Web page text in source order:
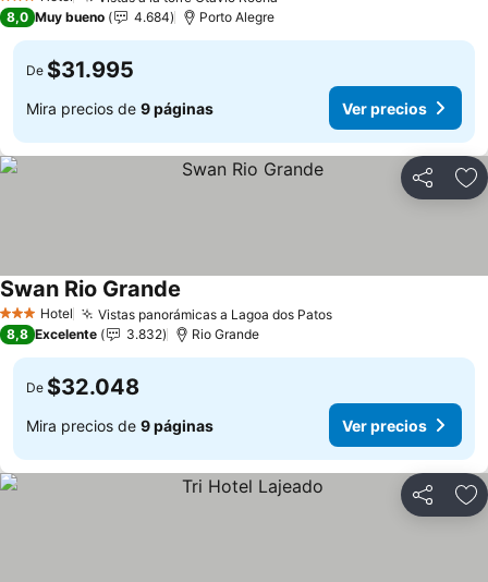
3 Estrellas
8,0 Muy bueno 4.684 Porto Alegre
De $31.995
Mira precios de 9 páginas Ver precios
Compartir
3 Estrellas
Hotel Vistas panorámicas a Lagoa dos Patos
Swan Rio Grande
8,8 Excelente 3.832 Rio Grande
De $32.048
Mira precios de 9 páginas Ver precios
Compartir